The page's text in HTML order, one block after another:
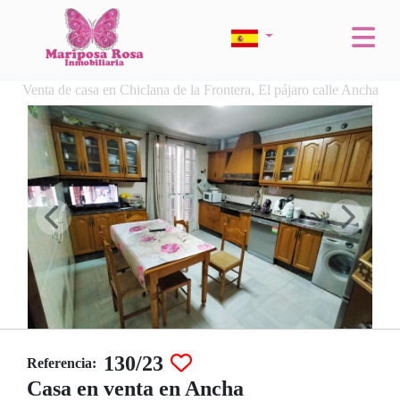
Venta de casa en Chiclana de la Frontera, El pájaro calle Ancha
Referencia:
130/23
Casa en venta en Ancha